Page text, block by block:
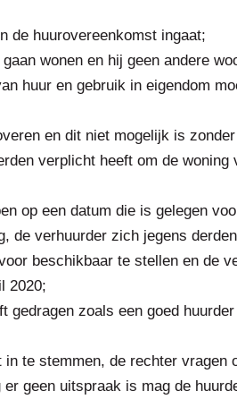
de huurovereenkomst ingaat;
wonen en hij geen andere
huur en gebruik in eigendom
en dit niet mogelijk is
verplicht heeft om de woning
op een datum die is gelegen
de verhuurder zich jegens
beschikbaar te stellen en de
2020;
gedragen zoals een goed
te stemmen, de rechter vragen
geen uitspraak is mag de